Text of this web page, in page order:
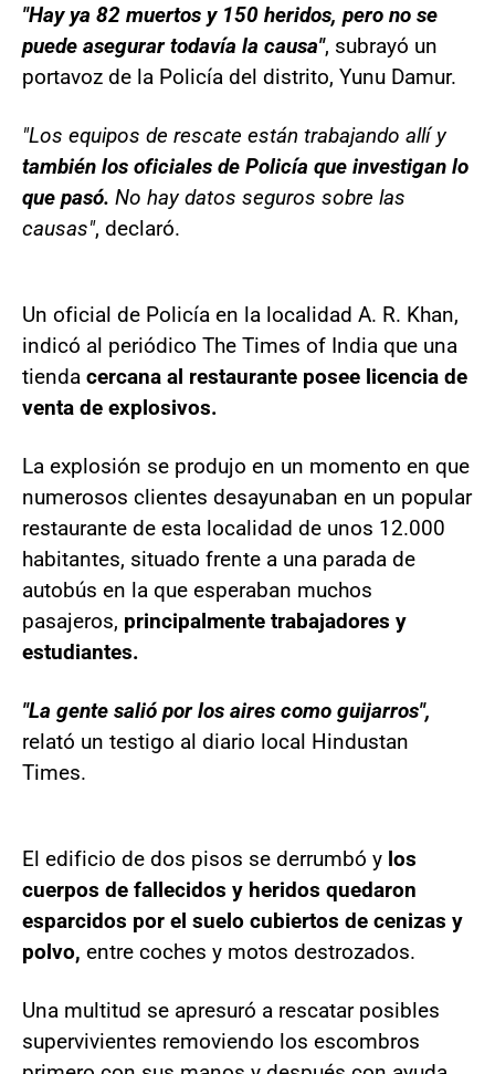
"Hay ya 82 muertos y 150 heridos, pero no se
puede asegurar todavía la causa", subrayó un
portavoz de la Policía del distrito, Yunu Damur.
"Los equipos de rescate están trabajando allí y
también los oficiales de Policía que investigan lo
que pasó. No hay datos seguros sobre las
causas", declaró.
Un oficial de Policía en la localidad A. R. Khan,
indicó al periódico The Times of India que una
tienda cercana al restaurante posee licencia de
venta de explosivos.
La explosión se produjo en un momento en que
numerosos clientes desayunaban en un popular
restaurante de esta localidad de unos 12.000
habitantes, situado frente a una parada de
autobús en la que esperaban muchos
pasajeros, principalmente trabajadores y
estudiantes.
"La gente salió por los aires como guijarros",
relató un testigo al diario local Hindustan
Times.
El edificio de dos pisos se derrumbó y los
cuerpos de fallecidos y heridos quedaron
esparcidos por el suelo cubiertos de cenizas y
polvo, entre coches y motos destrozados.
Una multitud se apresuró a rescatar posibles
supervivientes removiendo los escombros